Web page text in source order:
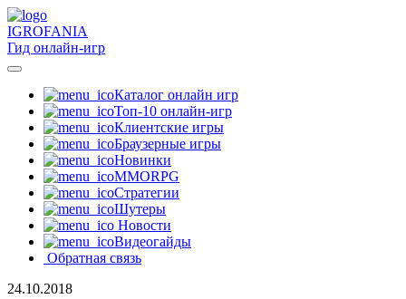
IGROFANIA
Гид онлайн-игр
Каталог онлайн игр
Топ-10 онлайн-игр
Клиентские игры
Браузерные игры
Новинки
MMORPG
Стратегии
Шутеры
Новости
Видеогайды
Обратная связь
24.10.2018